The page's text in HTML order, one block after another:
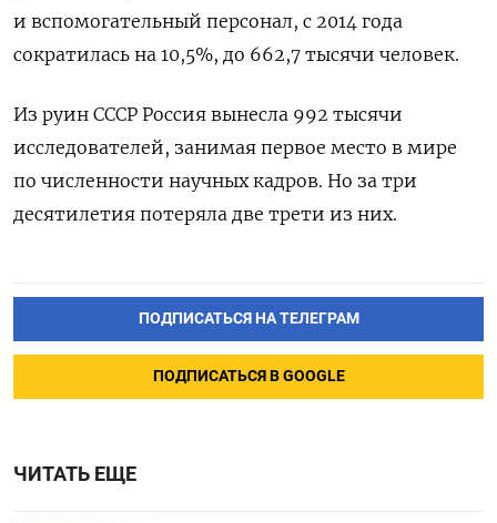
и вспомогательный персонал, с 2014 года
сократилась на 10,5%, до 662,7 тысячи человек.
Из руин СССР Россия вынесла 992 тысячи
исследователей, занимая первое место в мире
по численности научных кадров. Но за три
десятилетия потеряла две трети из них.
ПОДПИСАТЬСЯ НА ТЕЛЕГРАМ
ПОДПИСАТЬСЯ В GOOGLE
ЧИТАТЬ ЕЩЕ